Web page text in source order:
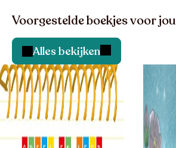
Voorgestelde boekjes voor jou
Alles bekijken